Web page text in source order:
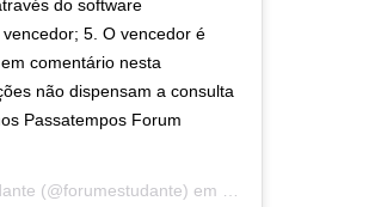
do software
5. O vencedor é
comentário nesta
não dispensam a consulta
Passatempos Forum
(@forumestudante) em